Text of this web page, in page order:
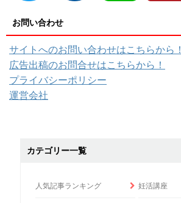
お問い合わせ
サイトへのお問い合わせはこちらから！
広告出稿のお問合せはこちらから！
プライバシーポリシー
運営会社
カテゴリー一覧
人気記事ランキング 妊活講座